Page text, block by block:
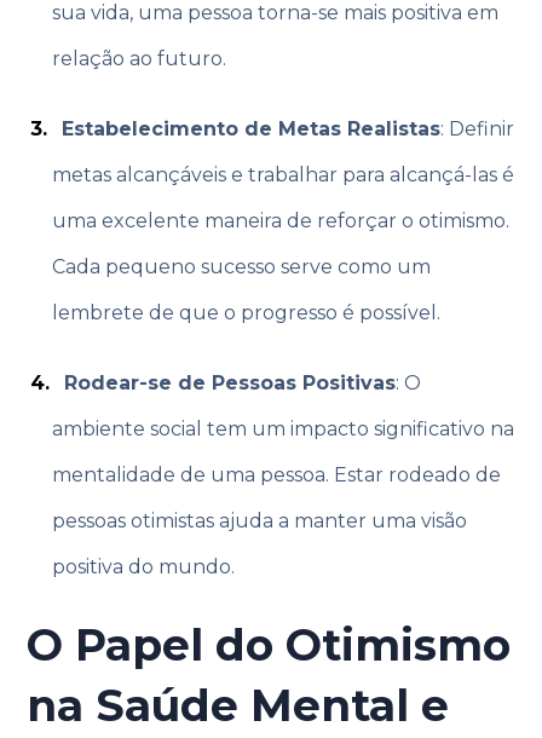
sua vida, uma pessoa torna-se mais positiva em
relação ao futuro.
Estabelecimento de Metas Realistas: Definir
metas alcançáveis e trabalhar para alcançá-las é
uma excelente maneira de reforçar o otimismo.
Cada pequeno sucesso serve como um
lembrete de que o progresso é possível.
Rodear-se de Pessoas Positivas: O
ambiente social tem um impacto significativo na
mentalidade de uma pessoa. Estar rodeado de
pessoas otimistas ajuda a manter uma visão
positiva do mundo.
O Papel do Otimismo
na Saúde Mental e